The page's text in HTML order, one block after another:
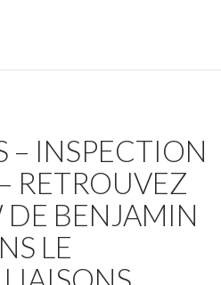
– INSPECTION
RETROUVEZ
DE BENJAMIN
LE